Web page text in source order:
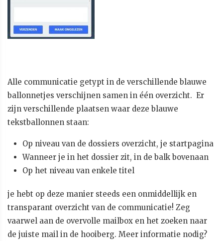
Alle communicatie getypt in de verschillende blauwe
ballonnetjes verschijnen samen in één overzicht. Er
zijn verschillende plaatsen waar deze blauwe
tekstballonnen staan:
Op niveau van de dossiers overzicht, je startpagina
Wanneer je in het dossier zit, in de balk bovenaan
Op het niveau van enkele titel
je hebt op deze manier steeds een onmiddellijk en
transparant overzicht van de communicatie! Zeg
vaarwel aan de overvolle mailbox en het zoeken naar
de juiste mail in de hooiberg. Meer informatie nodig?